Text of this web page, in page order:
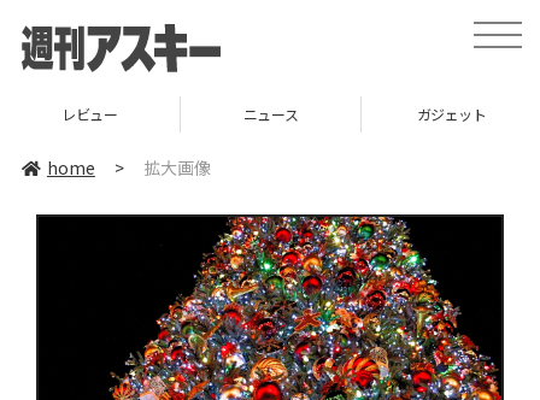
toggle
レビュー ニュース ガジェット
home > 拡大画像